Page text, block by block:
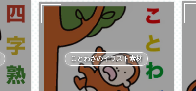
ことわざのイラスト素材